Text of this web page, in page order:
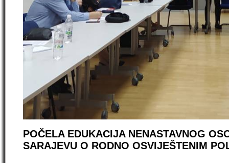
POČELA EDUKACIJA NENASTAVNOG
SARAJEVU O RODNO OSVIJEŠTENIM